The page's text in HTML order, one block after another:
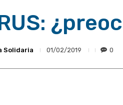
Solidaria 01/02/2019 0